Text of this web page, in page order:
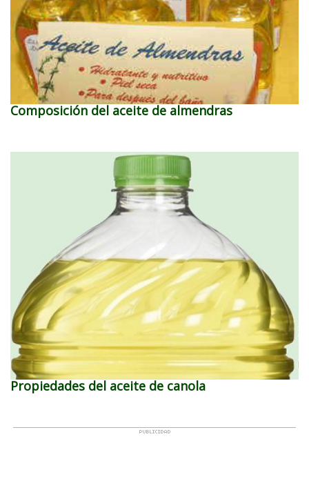
Composición del aceite de almendras
Propiedades del aceite de canola